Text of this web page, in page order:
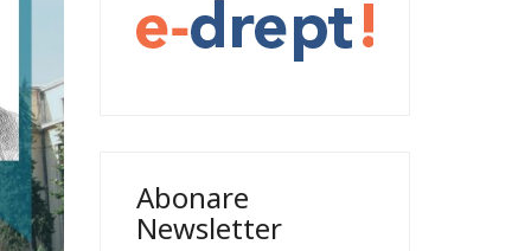
Abonare
Newsletter